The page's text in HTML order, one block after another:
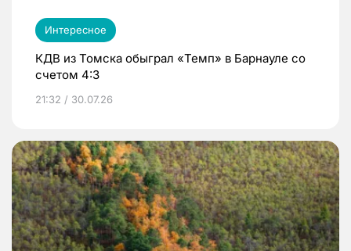
Интересное
КДВ из Томска обыграл «Темп» в Барнауле со
счетом 4:3
21:32 / 30.07.26